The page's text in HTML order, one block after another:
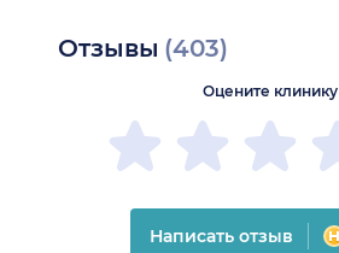
Отзывы (403)
Оцените клинику
Написать отзыв